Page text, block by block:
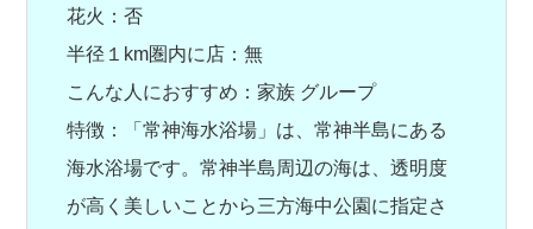
花火：否
半径１km圏内に店：無
こんな人におすすめ：家族 グループ
特徴：「常神海水浴場」は、常神半島にある
海水浴場です。常神半島周辺の海は、透明度
が高く美しいことから三方海中公園に指定さ